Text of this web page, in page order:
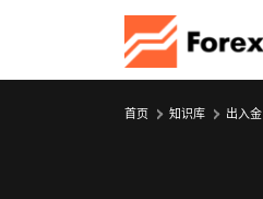
跳过至主要内容
首页 知识库 出入金